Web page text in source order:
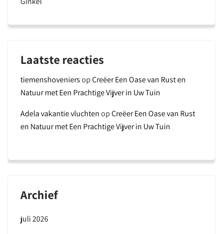
Laatste reacties
tiemenshoveniersopCreëer Een Oase van Rust en
Natuur met Een Prachtige Vijver in Uw Tuin
Adela vakantie vluchtenopCreëer Een Oase van Rust
en Natuur met Een Prachtige Vijver in Uw Tuin
Archief
juli 2026